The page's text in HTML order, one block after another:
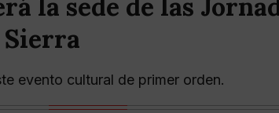
la sede de las
evento cultural de primer orden.